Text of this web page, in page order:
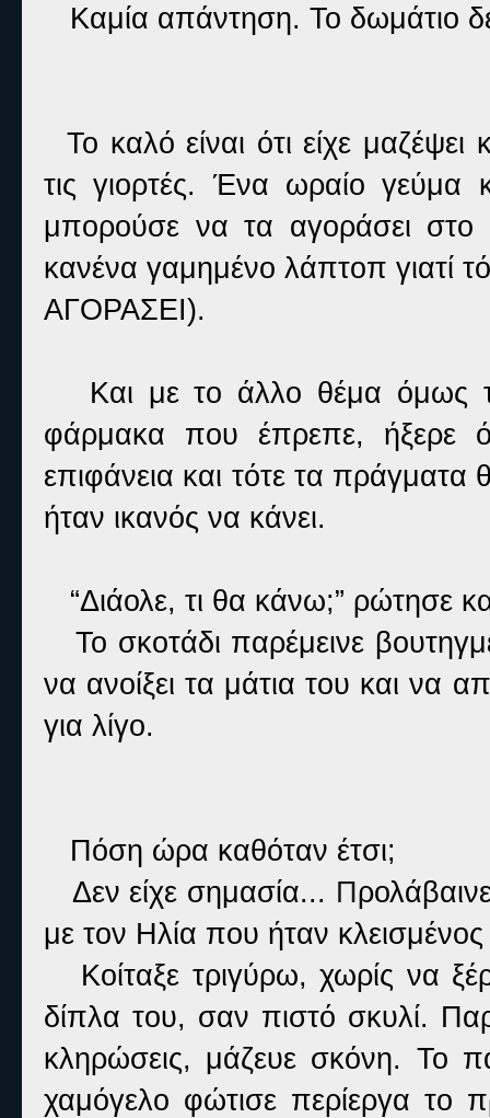
Καμία απάντηση. Το δωμάτιο
Το καλό είναι ότι είχε
τις γιορτές. Ένα ωραίο
μπορούσε να τα αγοράσει στο
κανένα γαμημένο λάπτοπ
ΑΓΟΡΑΣΕΙ).
Και με το άλλο θέμα όμως
φάρμακα που έπρεπε, ήξερε
επιφάνεια και τότε τα
ήταν ικανός να κάνει.
“Διάολε, τι θα κάνω;” ρώτησε
Το σκοτάδι παρέμεινε
να ανοίξει τα μάτια του και να
για λίγο.
Πόση ώρα καθόταν έτσι;
Δεν είχε σημασία... Π
με τον Ηλία που ήταν
Κοίταξε τριγύρω, χωρίς να
δίπλα του, σαν πιστό σκυλί.
κληρώσεις, μάζευε σκόνη. Το
χαμόγελο φώτισε περίεργα το